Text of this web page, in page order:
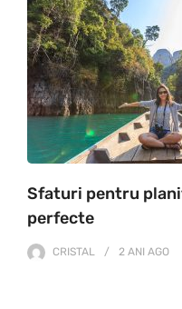
Sfaturi pentru
perfecte
CRISTAL 2 ANI AGO